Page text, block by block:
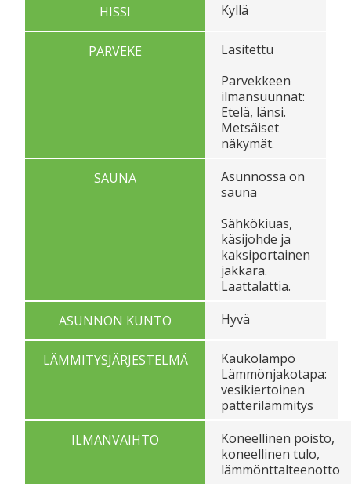
HISSI Kyllä
PARVEKE
Lasitettu
Parvekkeen
ilmansuunnat:
Etelä, länsi.
Metsäiset
näkymät.
SAUNA
Asunnossa on
sauna
Sähkökiuas,
käsijohde ja
kaksiportainen
jakkara.
Laattalattia.
ASUNNON KUNTO
Hyvä
LÄMMITYSJÄRJESTELMÄ
Kaukolämpö
Lämmönjakotapa:
vesikiertoinen
patterilämmitys
ILMANVAIHTO
Koneellinen poisto,
koneellinen tulo,
lämmönttalteenotto